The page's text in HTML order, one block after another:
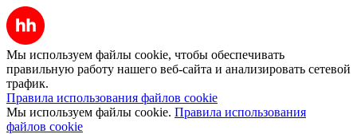
Мы используем файлы cookie, чтобы обеспечивать
правильную работу нашего веб-сайта и анализировать сетевой
трафик.
Правила использования файлов cookie
Мы используем файлы cookie. Правила использования
файлов cookie